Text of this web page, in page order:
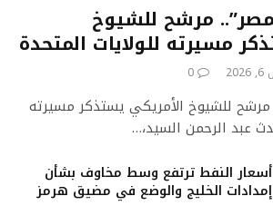
مرشح للشيوخ
مسيرته للولايات المتحدة
0
للشيوخ الأمريكي يستذكر مسيرته
عبد الرحمن السيد،…
أسعار النفط ترتفع وسط مخاوف بشأن
إمدادات الخليج والوضع في مضيق هرمز